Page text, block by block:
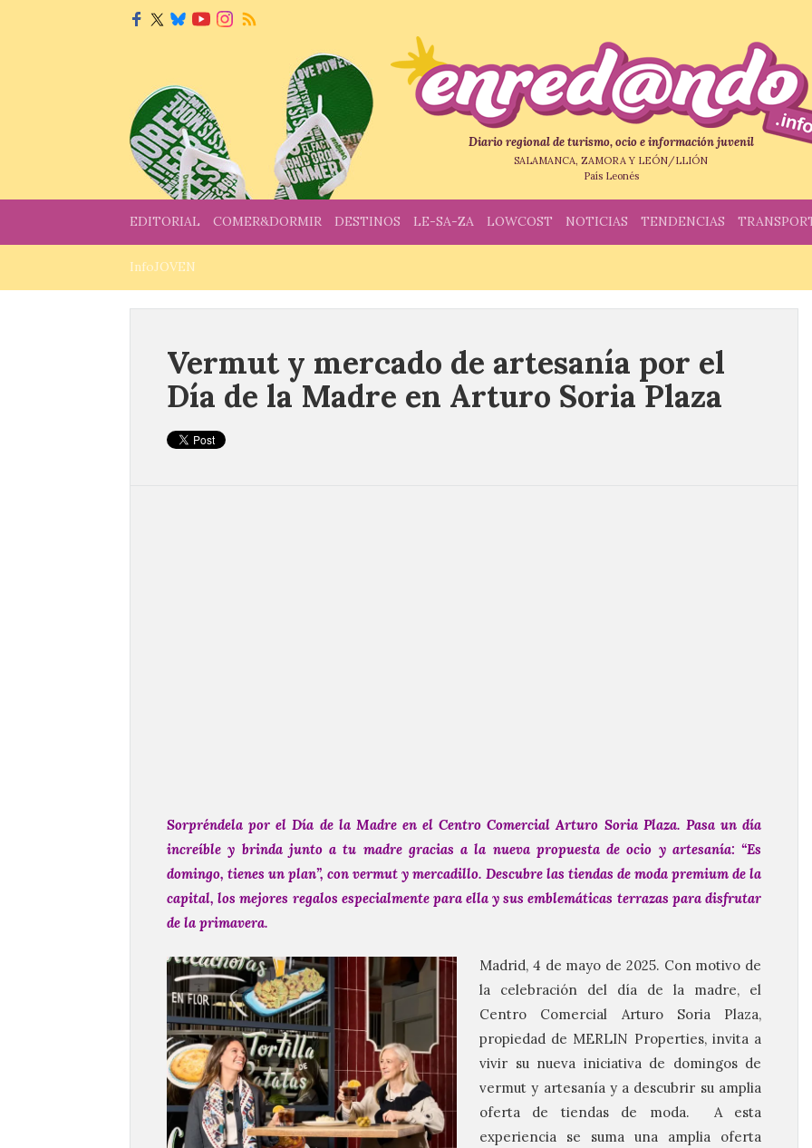
Diario regional de turismo, ocio e información juvenil
SALAMANCA, ZAMORA Y LEÓN/LLIÓN
País Leonés
EDITORIAL COMER&DORMIR DESTINOS LE-SA-ZA LOWCOST NOTICIAS TENDENCIAS
InfoJOVEN
Vermut y mercado de artesanía por el
Día de la Madre en Arturo Soria Plaza
Sorpréndela por el Día de la Madre en el Centro Comercial Arturo Soria Plaza. Pasa un día
increíble y brinda junto a tu madre gracias a la nueva propuesta de ocio y artesanía: “Es
domingo, tienes un plan”, con vermut y mercadillo. Descubre las tiendas de moda premium de la
capital, los mejores regalos especialmente para ella y sus emblemáticas terrazas para disfrutar
de la primavera.
Madrid, 4 de mayo de 2025. Con motivo de
la celebración del día de la madre, el
Centro Comercial Arturo Soria Plaza,
propiedad de MERLIN Properties, invita a
vivir su nueva iniciativa de domingos de
vermut y artesanía y a descubrir su amplia
oferta de tiendas de moda. A esta
experiencia se suma una amplia oferta